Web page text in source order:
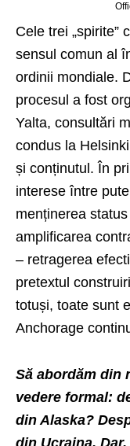
Cele trei „spirite”
sensul comun al
ordinii mondiale.
procesul a fost
Yalta, consultări
condus la
și conținutul. În
interese între
menținerea
amplificarea
– retragerea
pretextul
totuși, toate sunt
Anchorage
Să abordăm din
vedere formal:
din Alaska?
din Ucraina.